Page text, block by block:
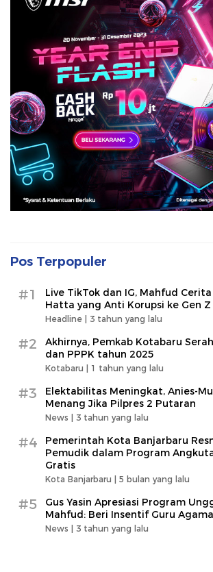
Pos Terpopuler
#1
Live TikTok dan IG, Mahfud
Hatta yang Anti Korupsi ke Gen Z
Headline | 3 tahun yang lalu
#2
Akhirnya, Pemkab Kotabaru
dan PPPK tahun 2025
Kotabaru | 1 tahun yang lalu
#3
Elektabilitas Meningkat, Anies-
Menang Jika Pilpres 2 Putaran
News | 3 tahun yang lalu
#4
Pemerintah Kota Banjarbaru
Pemudik dalam Program
Gratis
Kota Banjarbaru | 5 bulan yang lalu
#5
Gus Yasin Apresiasi Program
Mahfud: Beri Insentif Guru Agama
News | 3 tahun yang lalu